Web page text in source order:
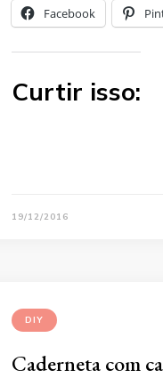
Facebook
Curtir isso:
19/12/2016
DIY
Caderneta com